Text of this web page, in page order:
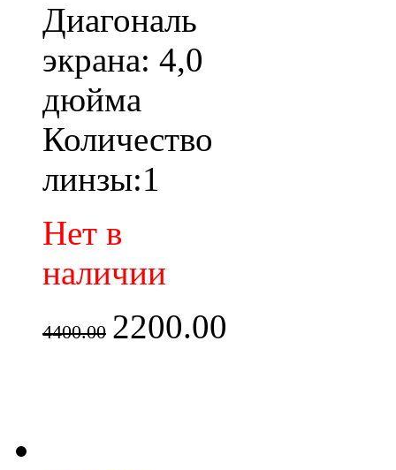
Диагональ
экрана: 4,0
дюйма
Количество
линзы:1
Нет в
наличии
4400.00 2200.00